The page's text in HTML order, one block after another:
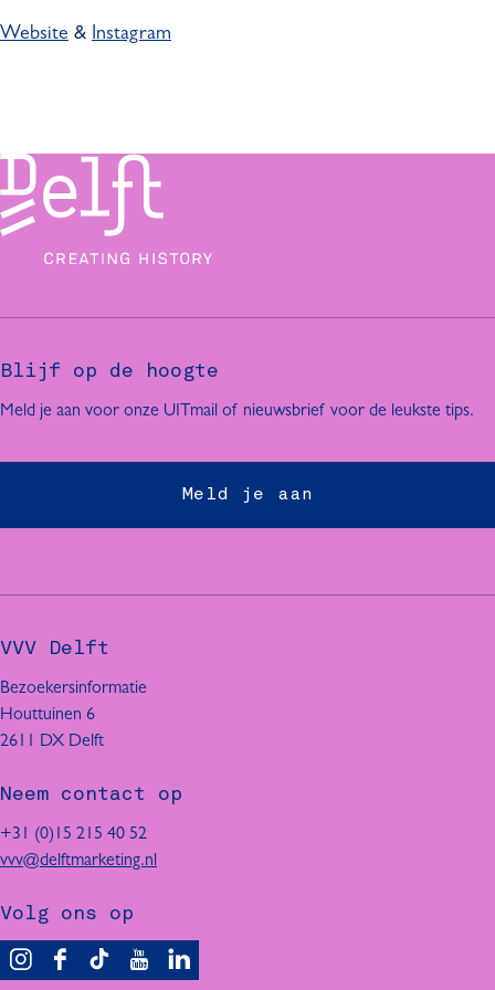
Website & Instagram
Blijf op de hoogte
Meld je aan voor onze UITmail of nieuwsbrief voor de leukste tips.
Meld je aan
VVV Delft
Bezoekersinformatie
Houttuinen 6
2611 DX Delft
Neem contact op
+31 (0)15 215 40 52
vvv@delftmarketing.nl
Volg ons op
V
F
T
Y
L